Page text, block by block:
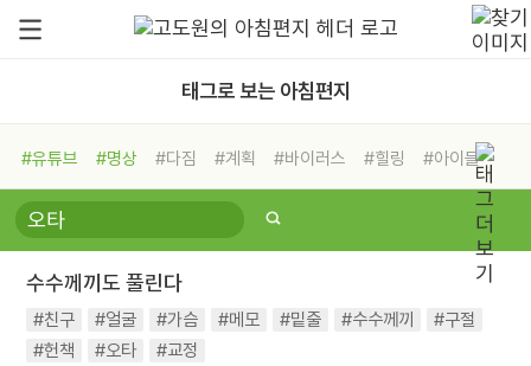
태그로 보는 아침편지
#유튜브 #명상 #다짐 #계획 #바이러스 #힐링
#아이들
#비전캠프
#독서캠프 #삶
#희망
#나눔 #친구 #링컨학교
#독서
#건강 #면역력
수수께끼도 풀린다
#친구 #얼굴 #가슴 #메모 #밑줄 #수수께끼
#구절
#헌책
#오타 #교정